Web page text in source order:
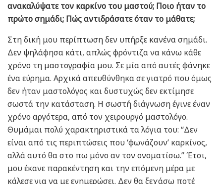
ανακαλύψατε τον καρκίνο του μαστού; Ποιο ήταν το
πρώτο σημάδι; Πώς αντιδράσατε όταν το μάθατε;
Στη δική μου περίπτωση δεν υπήρξε κανένα σημάδι.
Δεν ψηλάφησα κάτι, απλώς φρόντιζα να κάνω κάθε
χρόνο τη μαστογραφία μου. Σε μία από αυτές φάνηκε
ένα εύρημα. Αρχικά απευθύνθηκα σε γιατρό που όμως
δεν ήταν μαστολόγος και δυστυχώς δεν εκτίμησε
σωστά την κατάσταση. Η σωστή διάγνωση έγινε έναν
χρόνο αργότερα, από τον χειρουργό μαστολόγο.
Θυμάμαι πολύ χαρακτηριστικά τα λόγια του: “Δεν
είναι από τις περιπτώσεις που ‘φωνάζουν’ καρκίνος,
αλλά αυτό θα στο πω μόνο αν τον ονοματίσω.” Έτσι,
μου έκανε παρακέντηση και την επόμενη μέρα με
κάλεσε για να με ενημερώσει. Δεν θα ξεχάσω ποτέ